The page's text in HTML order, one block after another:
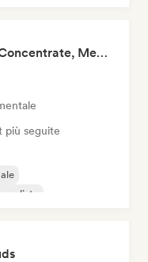
Chillscapes ~ Relax, Concentrate, Meditate, Sleep, Dream
più seguite
solista